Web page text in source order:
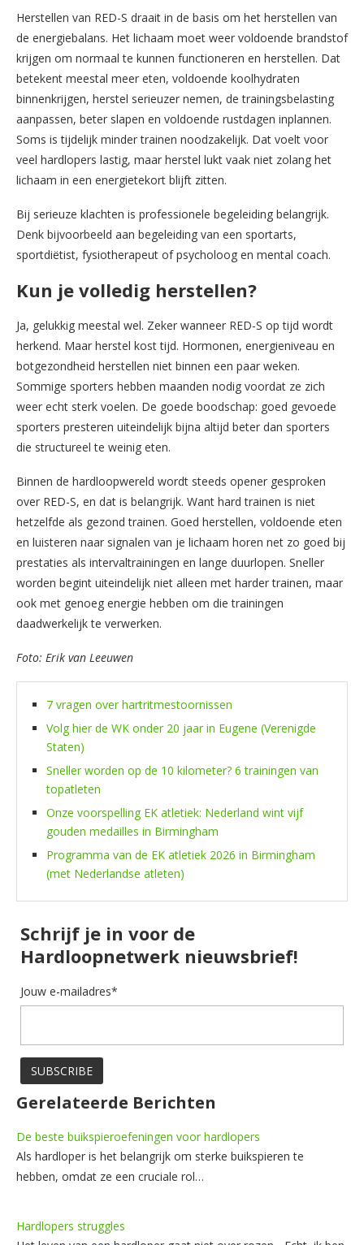
Herstellen van RED-S draait in de basis om het herstellen van
de energiebalans. Het lichaam moet weer voldoende brandstof
krijgen om normaal te kunnen functioneren en herstellen. Dat
betekent meestal meer eten, voldoende koolhydraten
binnenkrijgen, herstel serieuzer nemen, de trainingsbelasting
aanpassen, beter slapen en voldoende rustdagen inplannen.
Soms is tijdelijk minder trainen noodzakelijk. Dat voelt voor
veel hardlopers lastig, maar herstel lukt vaak niet zolang het
lichaam in een energietekort blijft zitten.
Bij serieuze klachten is professionele begeleiding belangrijk.
Denk bijvoorbeeld aan begeleiding van een sportarts,
sportdiëtist, fysiotherapeut of psycholoog en mental coach.
Kun je volledig herstellen?
Ja, gelukkig meestal wel. Zeker wanneer RED-S op tijd wordt
herkend. Maar herstel kost tijd. Hormonen, energieniveau en
botgezondheid herstellen niet binnen een paar weken.
Sommige sporters hebben maanden nodig voordat ze zich
weer echt sterk voelen. De goede boodschap: goed gevoede
sporters presteren uiteindelijk bijna altijd beter dan sporters
die structureel te weinig eten.
Binnen de hardloopwereld wordt steeds opener gesproken
over RED-S, en dat is belangrijk. Want hard trainen is niet
hetzelfde als gezond trainen. Goed herstellen, voldoende eten
en luisteren naar signalen van je lichaam horen net zo goed bij
prestaties als intervaltrainingen en lange duurlopen. Sneller
worden begint uiteindelijk niet alleen met harder trainen, maar
ook met genoeg energie hebben om die trainingen
daadwerkelijk te verwerken.
Foto: Erik van Leeuwen
7 vragen over hartritmestoornissen
Volg hier de WK onder 20 jaar in Eugene (Verenigde
Staten)
Sneller worden op de 10 kilometer? 6 trainingen van
topatleten
Onze voorspelling EK atletiek: Nederland wint vijf
gouden medailles in Birmingham
Programma van de EK atletiek 2026 in Birmingham
(met Nederlandse atleten)
Schrijf je in voor de
Hardloopnetwerk nieuwsbrief!
Jouw e-mailadres*
Gerelateerde Berichten
De beste buikspieroefeningen voor hardlopers
Als hardloper is het belangrijk om sterke buikspieren te
hebben, omdat ze een cruciale rol…
Hardlopers struggles